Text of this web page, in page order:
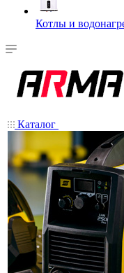
Котлы и
Каталог